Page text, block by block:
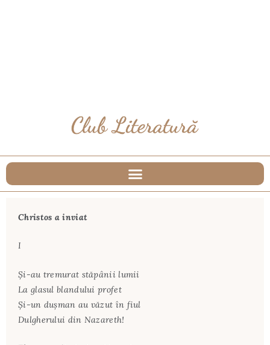
Christos a inviat
I
Și-au tremurat stăpânii lumii
La glasul blandului profet
Și-un dușman au văzut în fiul
Dulgherului din Nazareth!